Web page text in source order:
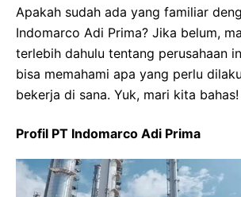
Apakah sudah ada yang familiar
Indomarco Adi Prima? Jika belum,
terlebih dahulu tentang perusahaan
bisa memahami apa yang perlu
bekerja di sana. Yuk, mari kita bahas!
Profil PT Indomarco Adi Prima